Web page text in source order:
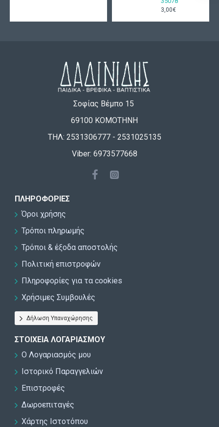
3,00€
Σοφίας Βέμπο 15
69100 ΚΟΜΟΤΗΝΗ
ΤΗΛ: 2531306777 - 2531025135
Viber: 6973577668
ΠΛΗΡΟΦΟΡΊΕΣ
Όροι χρήσης
Τρόποι πληρωμής
Τρόποι & έξοδα αποστολής
Πολιτική επιστροφών
Πληροφορίες για τα cookies
Χρήσιμες Συμβουλές
Δήλωση Υπαναχώρησης
ΣΤΟΙΧΕΊΑ ΛΟΓΑΡΙΑΣΜΟΎ
Ο Λογαριασμός μου
Ιστορικό Παραγγελιών
Επιστροφές
Δωροεπιταγές
Χάρτης Ιστοτόπου